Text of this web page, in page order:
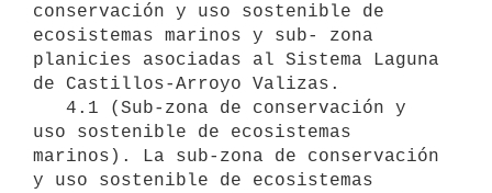
conservación y uso sostenible de
ecosistemas marinos y sub- zona
planicies asociadas al Sistema Laguna
de Castillos-Arroyo Valizas.
uso sostenible de ecosistemas
marinos). La sub-zona de conservación
y uso sostenible de ecosistemas